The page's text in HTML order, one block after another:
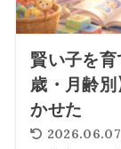
賢い子を
歳・月齢
かせた
2026.06.07